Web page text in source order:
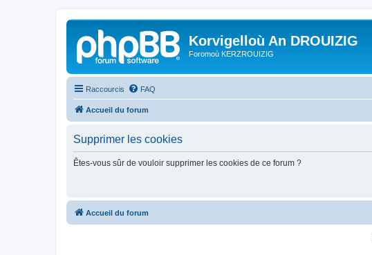
Korvigelloù An DROUIZIG
Foromoù KERZROUIZIG
Raccourcis FAQ
Accueil du forum
Supprimer les cookies
Êtes-vous sûr de vouloir supprimer les cookies de ce forum ?
Accueil du forum